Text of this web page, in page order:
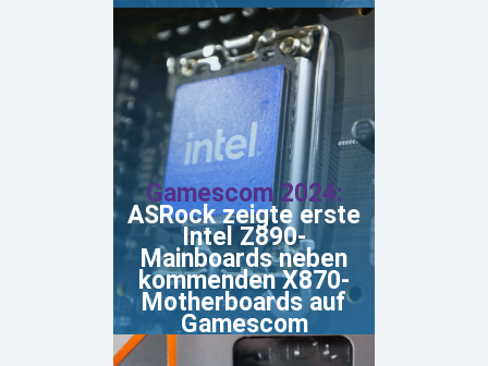
Gamescom 2024:
ASRock zeigte erste
Intel Z890-
Mainboards neben
kommenden X870-
Motherboards auf
Gamescom